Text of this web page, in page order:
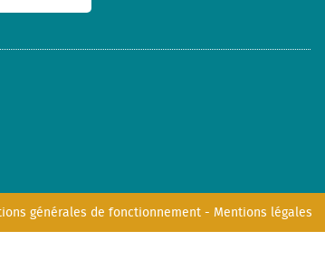
générales de fonctionnement- Mentions légales